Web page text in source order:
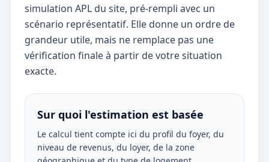
simulation APL du site, pré-rempli avec un
scénario représentatif. Elle donne un ordre de
grandeur utile, mais ne remplace pas une
vérification finale à partir de votre situation
exacte.
Sur quoi l'estimation est basée
Le calcul tient compte ici du profil du foyer, du
niveau de revenus, du loyer, de la zone